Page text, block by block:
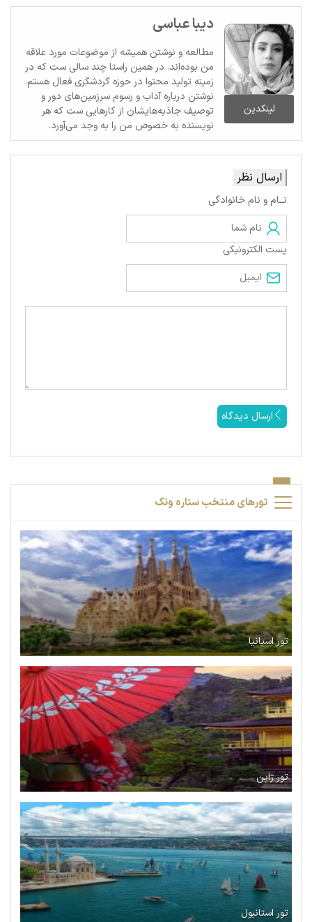
لینکدین
دیبا عباسی
مطالعه و نوشتن همیشه از موضوعات مورد علاقه
من بوده‌اند. در همین راستا چند سالی ست که در
زمینه تولید محتوا در حوزه گردشگری فعال هستم.
نوشتن درباره آداب و رسوم سرزمین‌های دور و
توصیف جاذبه‌هایشان از کارهایی ست که هر
نویسنده به خصوص من را به وجد می‌آورد.
ارسال نظر
نــام و نام خانوادگی
پست الکترونیکی
ارسال دیدگاه
تورهای منتخب ستاره ونک
تور اسپانیا
تور ژاپن
تور استانبول